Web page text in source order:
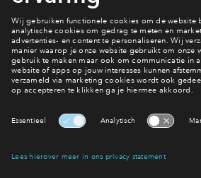
met daarin het bericht dat ze geen
hebben gekregen en op de reservelijst
is terug te zien in je Mijn Eigen Huis
informatie over hoeveel
welke plek je op de reservelijst staat.